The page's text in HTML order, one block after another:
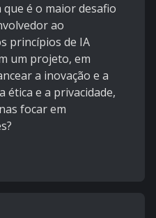
que é o maior desafio
ao
princípios de IA
um projeto, em
a inovação e a
ética e a privacidade,
focar em